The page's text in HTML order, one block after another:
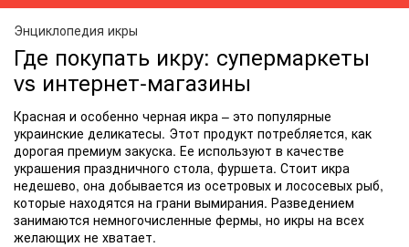
Энциклопедия икры
Где покупать икру: супермаркеты
vs интернет-магазины
Красная и особенно черная икра – это популярные
украинские деликатесы. Этот продукт потребляется, как
дорогая премиум закуска. Ее используют в качестве
украшения праздничного стола, фуршета. Стоит икра
недешево, она добывается из осетровых и лососевых рыб,
которые находятся на грани вымирания. Разведением
занимаются немногочисленные фермы, но икры на всех
желающих не хватает.